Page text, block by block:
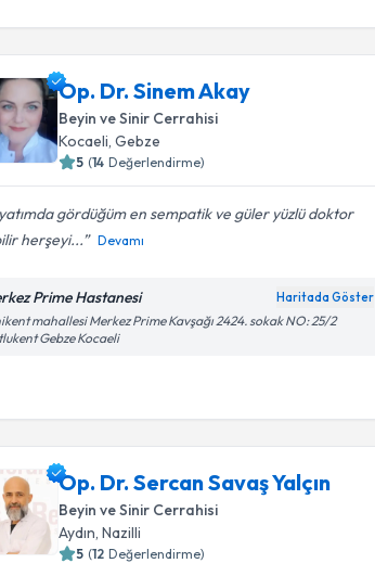
Op. Dr. Sinem Akay
Beyin ve Sinir Cerrahisi
Kocaeli ,Gebze
5 (14 Değerlendirme)
gördüğüm en sempatik ve güler yüzlü doktor
herşeyi...
Devamı
Prime Hastanesi Haritada Göster
mahallesi Merkez Prime Kavşağı 2424. sokak NO: 25/2
Gebze Kocaeli
Op. Dr. Sercan Savaş Yalçın
Beyin ve Sinir Cerrahisi
Aydın,Nazilli
5 (12 Değerlendirme)